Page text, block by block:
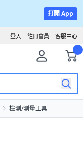
打開 App
客服中心
註冊會員
登入
檢測/測量工具